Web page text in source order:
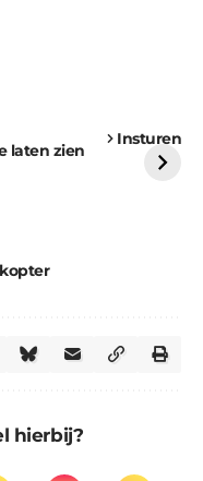
Insturen
laten zien
hierbij?